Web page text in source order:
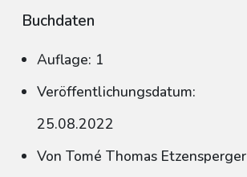
Buchdaten
Auflage: 1
Veröffentlichungsdatum:
25.08.2022
Von Tomé Thomas Etzensperger